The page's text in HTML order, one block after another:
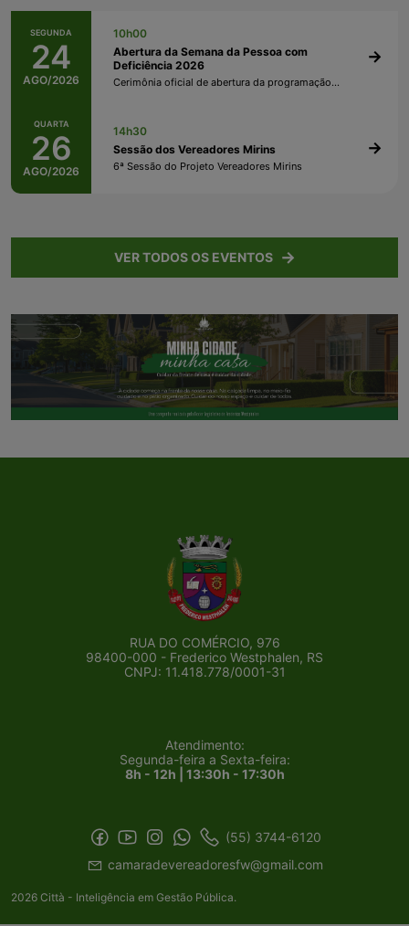
SEGUNDA
24
AGO/2026
10h00
Abertura da Semana da Pessoa com
Deficiência 2026
Cerimônia oficial de abertura da programação, com pronunciamento de autoridades
QUARTA
26
AGO/2026
14h30
Sessão dos Vereadores Mirins
6ª Sessão do Projeto Vereadores Mirins
VER TODOS OS EVENTOS
RUA DO COMÉRCIO, 976
98400-000 - Frederico Westphalen, RS
CNPJ: 11.418.778/0001-31
Atendimento:
Segunda-feira a Sexta-feira:
8h - 12h | 13:30h - 17:30h
(55) 3744-6120
camaradevereadoresfw@gmail.com
2026 Città - Inteligência em Gestão Pública.